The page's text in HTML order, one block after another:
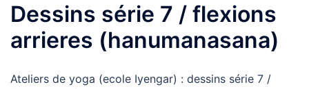
Dessins série 7 / flexions
arrieres (hanumanasana)
Ateliers de yoga (ecole Iyengar) : dessins série 7 /